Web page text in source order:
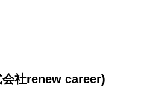
会社renew career)